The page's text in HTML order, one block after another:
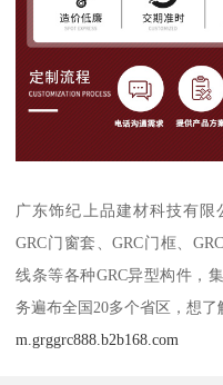
广东饰纪上品建材科技有限
GRC门窗套、GRC门框、
线条等各种GRC异型构件，
务遍布全国20多个省区，想了
m.grggrc888.b2b168.com